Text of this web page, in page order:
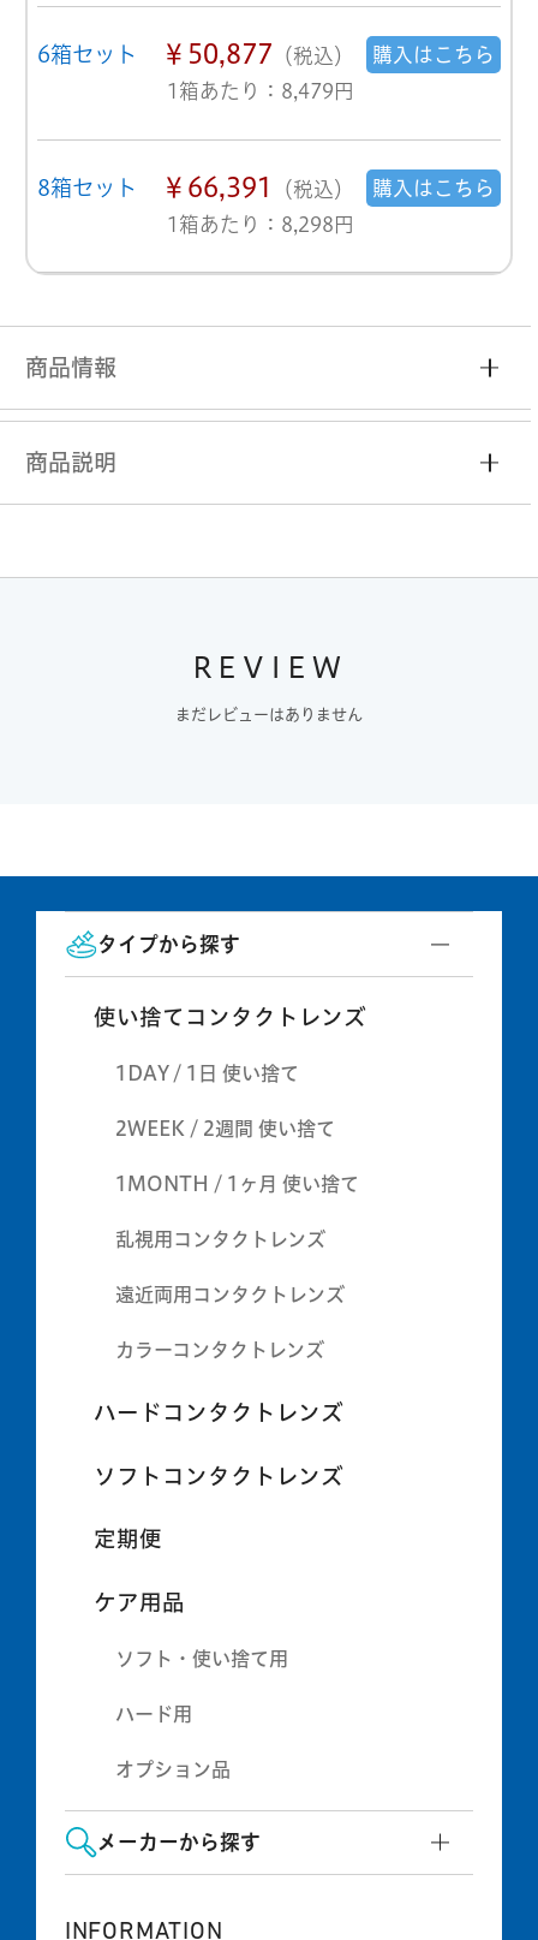
6箱セット ￥50,877 （税込）
1箱あたり：8,479円
購入はこちら
8箱セット ￥66,391
（税込）
1箱あたり：8,298円
購入はこちら
商品情報
商品説明
REVIEW
まだレビューはありません
タイプから探す
使い捨てコンタクトレンズ
1DAY / 1日 使い捨て
2WEEK / 2週間 使い捨て
1MONTH / 1ヶ月 使い捨て
乱視用コンタクトレンズ
遠近両用コンタクトレンズ
カラーコンタクトレンズ
ハードコンタクトレンズ
ソフトコンタクトレンズ
定期便
ケア用品
ソフト・使い捨て用
ハード用
オプション品
メーカーから探す
INFORMATION